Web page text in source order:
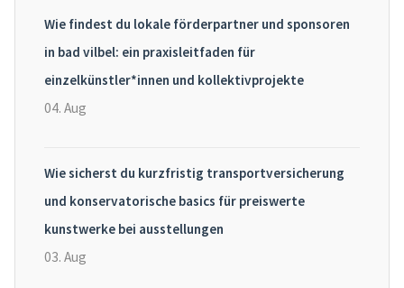
Wie findest du lokale förderpartner und sponsoren
in bad vilbel: ein praxisleitfaden für
einzelkünstler*innen und kollektivprojekte
04. Aug
Wie sicherst du kurzfristig transportversicherung
und konservatorische basics für preiswerte
kunstwerke bei ausstellungen
03. Aug